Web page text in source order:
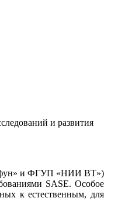
и развития
и ФГУП «НИИ ВТ»)
SASE. Особое
к естественным, для